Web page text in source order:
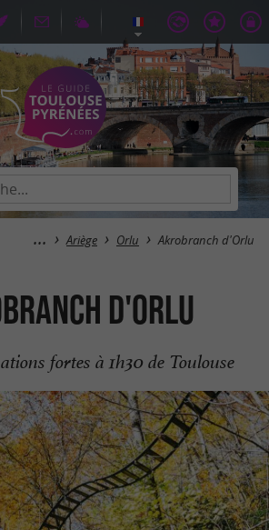
Ariège Orlu Akrobranch d'Orlu
d'Orlu
fortes à 1h30 de Toulouse